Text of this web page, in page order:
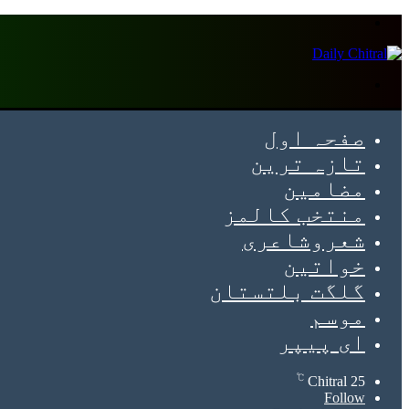
صفحہ اول
تازہ ترین
مضامین
منتخب کالمز
شعروشاعری
خواتین
گلگت بلتستان
موسم
ای پیپر
Chitral 25
℃
Follow